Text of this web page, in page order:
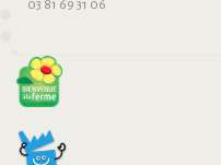
03 81 69 31 06